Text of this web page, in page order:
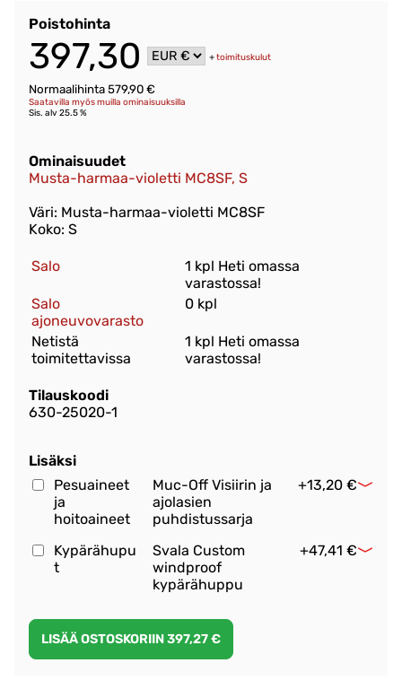
Poistohinta
397,30 +toimituskulut
Normaalihinta 579,90 €
Saatavilla myös muilla ominaisuuksilla
Sis. alv 25.5 %
Ominaisuudet
Musta-harmaa-violetti MC8SF, S
Väri: Musta-harmaa-violetti MC8SF
Koko: S
Salo
1 kpl Heti omassa
varastossa!
Salo
ajoneuvovarasto
0 kpl
Netistä
toimitettavissa
1 kpl Heti omassa
varastossa!
Tilauskoodi
630-25020-1
Lisäksi
Pesuaineet
ja
hoitoaineet
Muc-Off Visiirin ja
ajolasien
puhdistussarja
+13,20 €
Kypärähupu
t
Svala Custom
windproof
kypärähuppu
+47,41 €